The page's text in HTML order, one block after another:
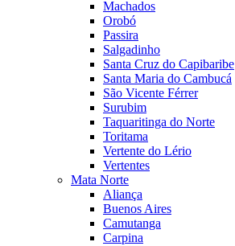
Machados
Orobó
Passira
Salgadinho
Santa Cruz do Capibaribe
Santa Maria do Cambucá
São Vicente Férrer
Surubim
Taquaritinga do Norte
Toritama
Vertente do Lério
Vertentes
Mata Norte
Aliança
Buenos Aires
Camutanga
Carpina